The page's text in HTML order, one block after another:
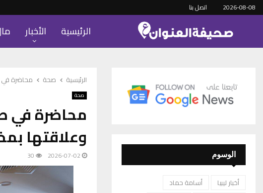
2026-08-08 اتصل بنا
الرئيسية الأخبار
الرئيسية صحة محاضرة في
صحة
محاضرة في
وعلاقتها
2026-07-02
30 الوسوم
أخبار ليبيا
أسامة حماد